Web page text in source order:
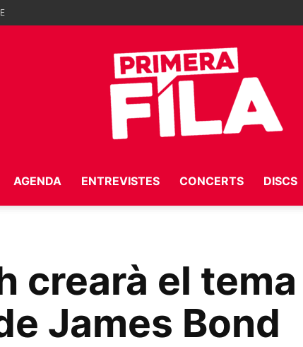
Fila
AGENDA ENTREVISTES CONCERTS DISCS
crearà el
James Bond